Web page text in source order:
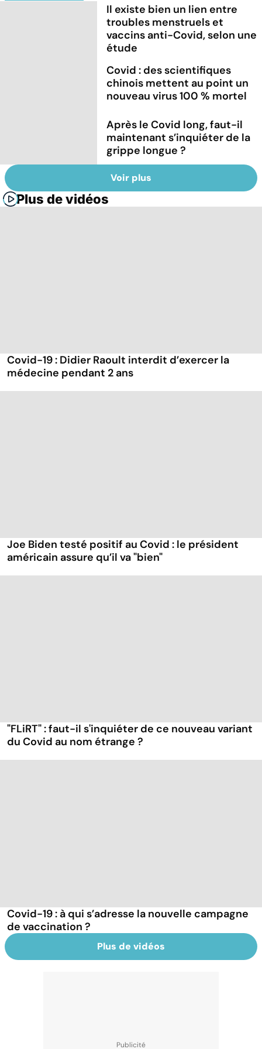
Il existe bien un lien entre
troubles menstruels et
vaccins anti-Covid, selon une
étude
Covid : des scientifiques
chinois mettent au point un
nouveau virus 100 % mortel
Après le Covid long, faut-il
maintenant s’inquiéter de la
grippe longue ?
Voir plus
Plus de vidéos
Covid-19 : Didier Raoult interdit d’exercer la
médecine pendant 2 ans
Joe Biden testé positif au Covid : le président
américain assure qu’il va "bien"
"FLiRT" : faut-il s'inquiéter de ce nouveau variant
du Covid au nom étrange ?
Covid-19 : à qui s’adresse la nouvelle campagne
de vaccination ?
Plus de vidéos